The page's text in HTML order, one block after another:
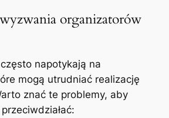
organizatorów
napotykają na
mogą utrudniać realizację
znać te problemy, aby